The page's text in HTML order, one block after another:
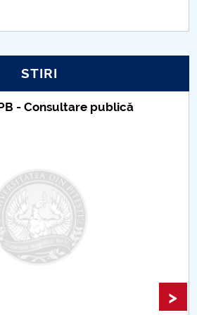
lui Caragea Vodă
a UE
în 2020
STIRI
indexate – Centrul
>